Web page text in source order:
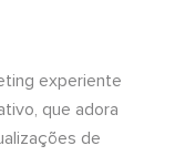
experiente
que adora
de